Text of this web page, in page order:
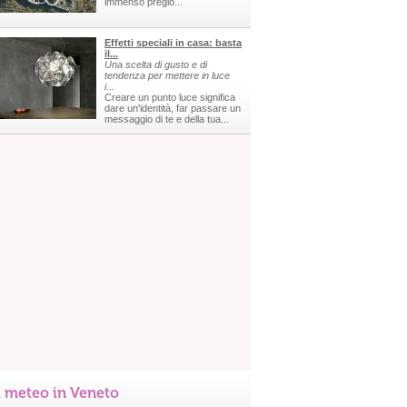
Effetti speciali in casa: basta
il...
Una scelta di gusto e di
tendenza per mettere in luce
i...
Creare un punto luce significa
dare un'identità, far passare un
messaggio di te e della tua...
meteo in Veneto